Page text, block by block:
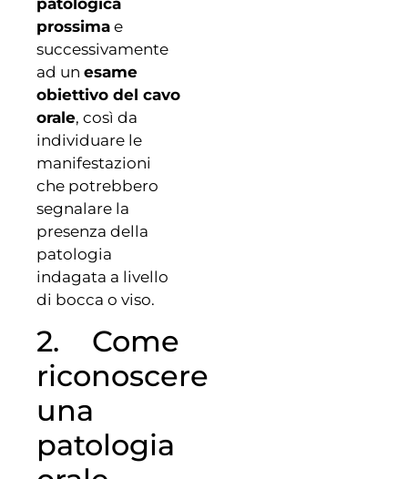
prossima e
successivamente
ad un esame
obiettivo del cavo
orale, così da
individuare le
manifestazioni
che potrebbero
segnalare la
presenza della
patologia
indagata a livello
di bocca o viso.
2. Come
riconoscere
una
patologia